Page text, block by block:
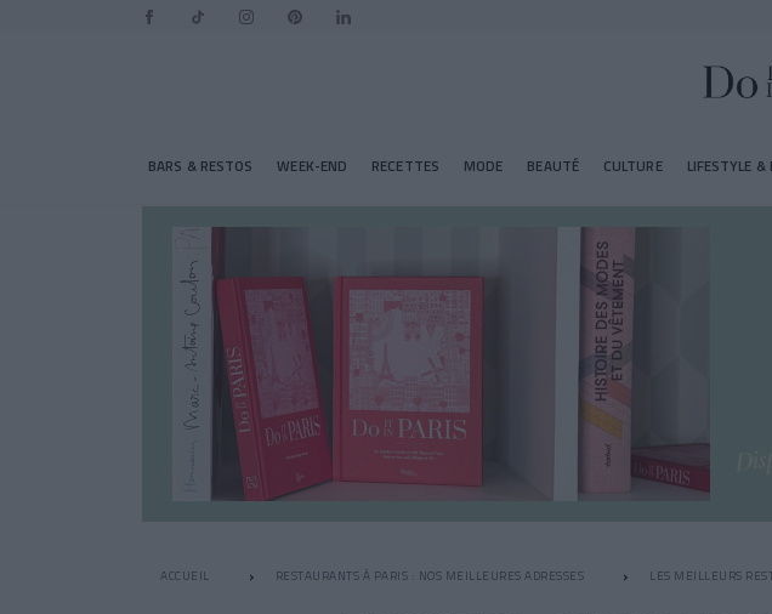
BARS & RESTOS WEEK-END RECETTES MODE BEAUTÉ CULTURE LIFESTYLE &
ACCUEIL RESTAURANTS À PARIS : NOS MEILLEURES ADRESSES LES MEILLEURS